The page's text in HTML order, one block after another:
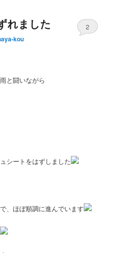
れました
kou
2
と闘いながら
シートをはずしました
、ほぼ順調に進んでいます